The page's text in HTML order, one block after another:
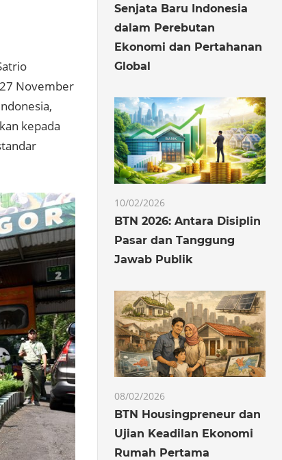
November
kepada
Senjata Baru Indonesia
dalam Perebutan
Ekonomi dan Pertahanan
Global
10/02/2026
BTN 2026: Antara Disiplin
Pasar dan Tanggung
Jawab Publik
08/02/2026
BTN Housingpreneur dan
Ujian Keadilan Ekonomi
Rumah Pertama